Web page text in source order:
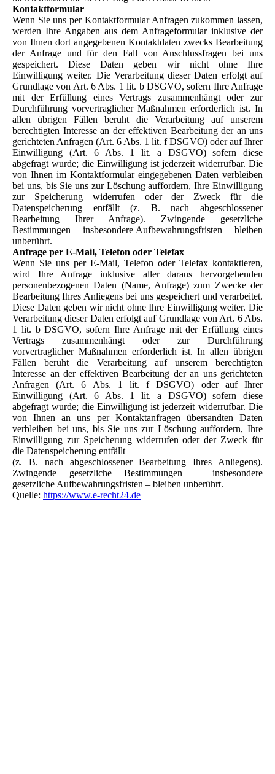
Kontaktformular
Wenn Sie uns per Kontaktformular Anfragen zukommen lassen,
werden Ihre Angaben aus dem Anfrageformular inklusive der
von Ihnen dort angegebenen Kontaktdaten zwecks Bearbeitung
der Anfrage und für den Fall von Anschlussfragen bei uns
gespeichert. Diese Daten geben wir nicht ohne Ihre
Einwilligung weiter. Die Verarbeitung dieser Daten erfolgt auf
Grundlage von Art. 6 Abs. 1 lit. b DSGVO, sofern Ihre Anfrage
mit der Erfüllung eines Vertrags zusammenhängt oder zur
Durchführung vorvertraglicher Maßnahmen erforderlich ist. In
allen übrigen Fällen beruht die Verarbeitung auf unserem
berechtigten Interesse an der effektiven Bearbeitung der an uns
gerichteten Anfragen (Art. 6 Abs. 1 lit. f DSGVO) oder auf Ihrer
Einwilligung (Art. 6 Abs. 1 lit. a DSGVO) sofern diese
abgefragt wurde; die Einwilligung ist jederzeit widerrufbar. Die
von Ihnen im Kontaktformular eingegebenen Daten verbleiben
bei uns, bis Sie uns zur Löschung auffordern, Ihre Einwilligung
zur Speicherung widerrufen oder der Zweck für die
Datenspeicherung entfällt (z. B. nach abgeschlossener
Bearbeitung Ihrer Anfrage). Zwingende gesetzliche
Bestimmungen – insbesondere Aufbewahrungsfristen – bleiben
unberührt.
Anfrage per E-Mail, Telefon oder Telefax
Wenn Sie uns per E-Mail, Telefon oder Telefax kontaktieren,
wird Ihre Anfrage inklusive aller daraus hervorgehenden
personenbezogenen Daten (Name, Anfrage) zum Zwecke der
Bearbeitung Ihres Anliegens bei uns gespeichert und verarbeitet.
Diese Daten geben wir nicht ohne Ihre Einwilligung weiter. Die
Verarbeitung dieser Daten erfolgt auf Grundlage von Art. 6 Abs.
1 lit. b DSGVO, sofern Ihre Anfrage mit der Erfüllung eines
Vertrags zusammenhängt oder zur Durchführung
vorvertraglicher Maßnahmen erforderlich ist. In allen übrigen
Fällen beruht die Verarbeitung auf unserem berechtigten
Interesse an der effektiven Bearbeitung der an uns gerichteten
Anfragen (Art. 6 Abs. 1 lit. f DSGVO) oder auf Ihrer
Einwilligung (Art. 6 Abs. 1 lit. a DSGVO) sofern diese
abgefragt wurde; die Einwilligung ist jederzeit widerrufbar. Die
von Ihnen an uns per Kontaktanfragen übersandten Daten
verbleiben bei uns, bis Sie uns zur Löschung auffordern, Ihre
Einwilligung zur Speicherung widerrufen oder der Zweck für
die Datenspeicherung entfällt
(z. B. nach abgeschlossener Bearbeitung Ihres Anliegens).
Zwingende gesetzliche Bestimmungen – insbesondere
gesetzliche Aufbewahrungsfristen – bleiben unberührt.
Quelle: https://www.e-recht24.de